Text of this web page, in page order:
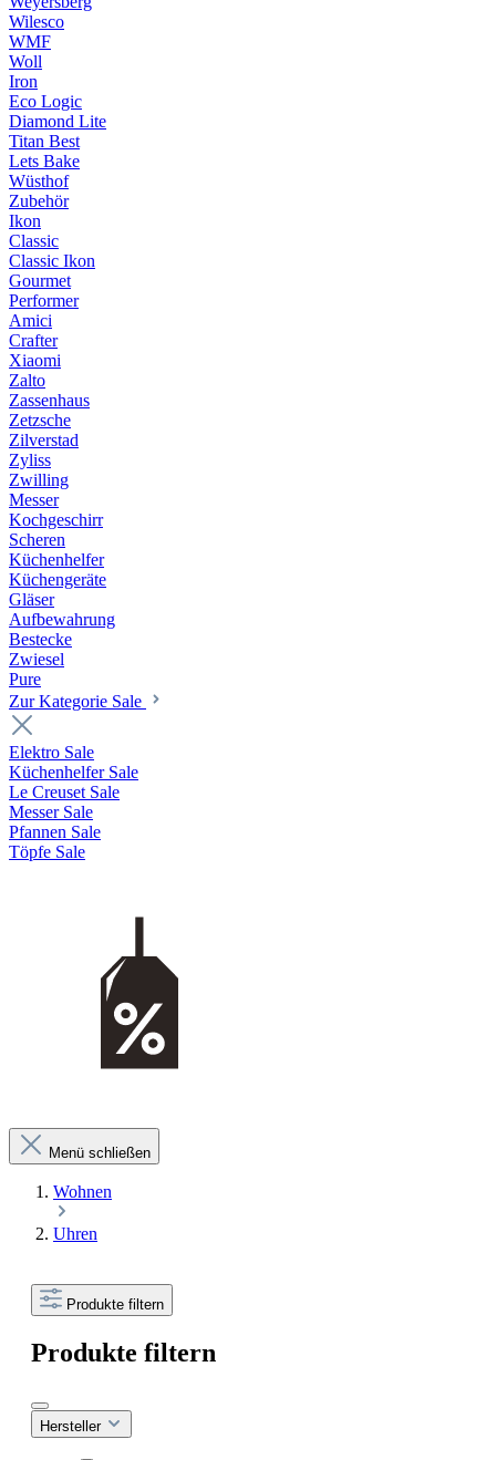
Wilesco
WMF
Woll
Iron
Eco Logic
Diamond Lite
Titan Best
Lets Bake
Wüsthof
Zubehör
Ikon
Classic
Classic Ikon
Gourmet
Performer
Amici
Crafter
Xiaomi
Zalto
Zassenhaus
Zetzsche
Zilverstad
Zyliss
Zwilling
Messer
Kochgeschirr
Scheren
Küchenhelfer
Küchengeräte
Gläser
Aufbewahrung
Bestecke
Zwiesel
Pure
Zur Kategorie Sale
Elektro Sale
Küchenhelfer Sale
Le Creuset Sale
Messer Sale
Pfannen Sale
Töpfe Sale
Menü schließen
Wohnen
Uhren
Produkte filtern
Produkte filtern
Hersteller